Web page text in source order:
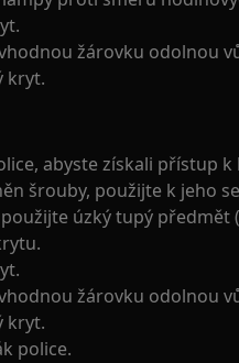
žárovku odolnou
kryt.
abyste získali přístup k
šrouby, použijte k jeho
úzký tupý předmět
žárovku odolnou
kryt.
police.